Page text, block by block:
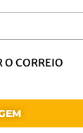
O CORREIO